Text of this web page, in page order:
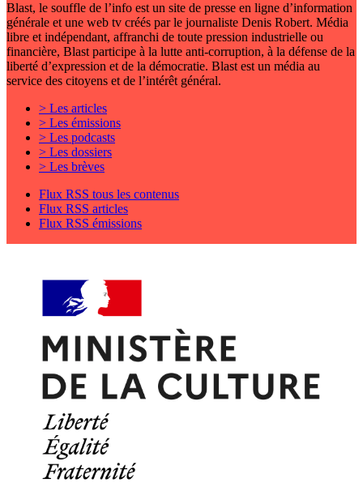
Blast, le souffle de l’info est un site de presse en ligne d’information
générale et une web tv créés par le journaliste Denis Robert. Média
libre et indépendant, affranchi de toute pression industrielle ou
financière, Blast participe à la lutte anti-corruption, à la défense de la
liberté d’expression et de la démocratie. Blast est un média au
service des citoyens et de l’intérêt général.
> Les articles
> Les émissions
> Les podcasts
> Les dossiers
> Les brèves
Flux RSS tous les contenus
Flux RSS articles
Flux RSS émissions